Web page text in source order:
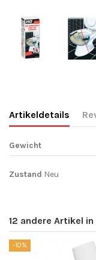
Artikeldetails
Gewicht
Zustand Neu
12 andere Artikel
-10%